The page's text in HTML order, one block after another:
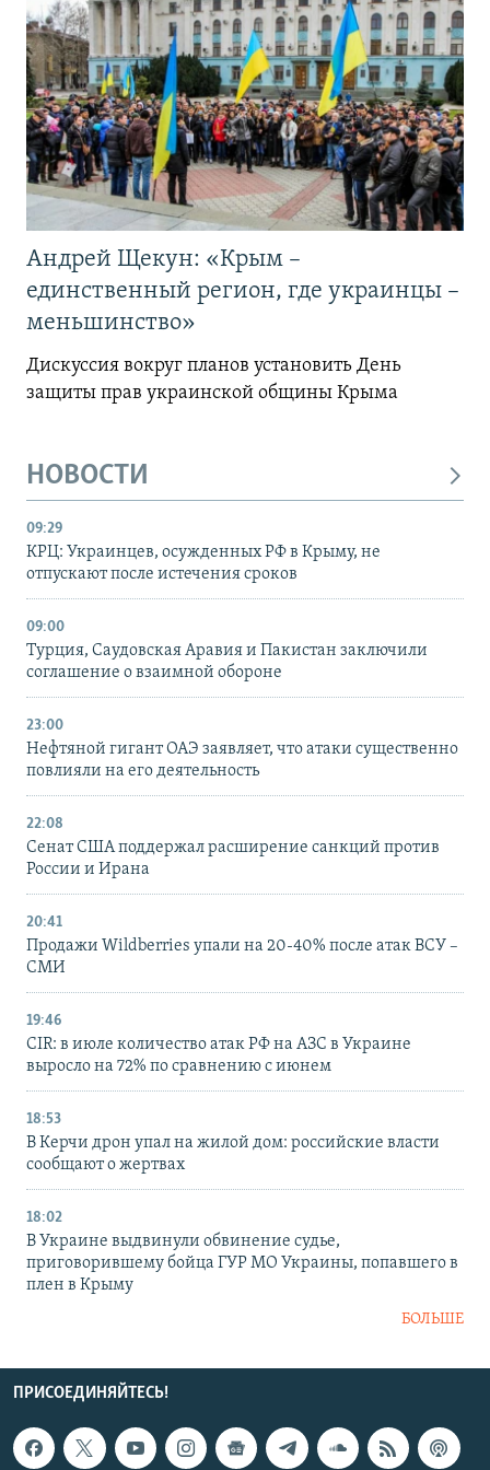
Андрей Щекун: «Крым –
единственный регион, где украинцы –
меньшинство»
Дискуссия вокруг планов установить День
защиты прав украинской общины Крыма
НОВОСТИ
09:29
КРЦ: Украинцев, осужденных РФ в Крыму, не
отпускают после истечения сроков
09:00
Турция, Саудовская Аравия и Пакистан заключили
соглашение о взаимной обороне
23:00
Нефтяной гигант ОАЭ заявляет, что атаки существенно
повлияли на его деятельность
22:08
Сенат США поддержал расширение санкций против
России и Ирана
20:41
Продажи Wildberries упали на 20-40% после атак ВСУ –
СМИ
19:46
CIR: в июле количество атак РФ на АЗС в Украине
выросло на 72% по сравнению с июнем
18:53
В Керчи дрон упал на жилой дом: российские власти
сообщают о жертвах
18:02
В Украине выдвинули обвинение судье,
приговорившему бойца ГУР МО Украины, попавшего в
плен в Крыму
БОЛЬШЕ
ПРИСОЕДИНЯЙТЕСЬ!